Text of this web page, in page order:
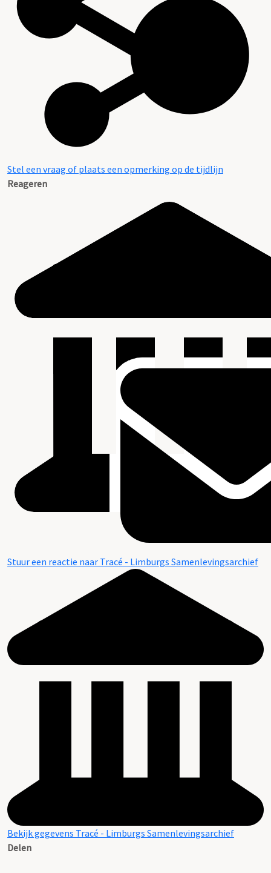
Stel een vraag of plaats een opmerking op de tijdlijn
Reageren
Stuur een reactie naar Tracé - Limburgs Samenlevingsarchief
Bekijk gegevens Tracé - Limburgs Samenlevingsarchief
Delen